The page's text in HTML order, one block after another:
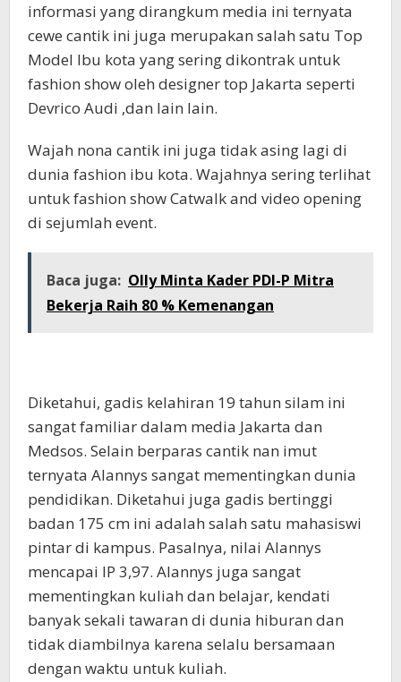
informasi yang dirangkum media ini ternyata
cewe cantik ini juga merupakan salah satu Top
Model Ibu kota yang sering dikontrak untuk
fashion show oleh designer top Jakarta seperti
Devrico Audi ,dan lain lain.
Wajah nona cantik ini juga tidak asing lagi di
dunia fashion ibu kota. Wajahnya sering terlihat
untuk fashion show Catwalk and video opening
di sejumlah event.
Baca juga: Olly Minta Kader PDI-P Mitra
Bekerja Raih 80 % Kemenangan
Diketahui, gadis kelahiran 19 tahun silam ini
sangat familiar dalam media Jakarta dan
Medsos. Selain berparas cantik nan imut
ternyata Alannys sangat mementingkan dunia
pendidikan. Diketahui juga gadis bertinggi
badan 175 cm ini adalah salah satu mahasiswi
pintar di kampus. Pasalnya, nilai Alannys
mencapai IP 3,97. Alannys juga sangat
mementingkan kuliah dan belajar, kendati
banyak sekali tawaran di dunia hiburan dan
tidak diambilnya karena selalu bersamaan
dengan waktu untuk kuliah.